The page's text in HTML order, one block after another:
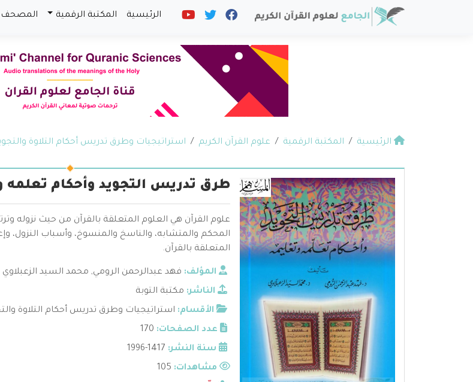
الرئيسية المكتبة الرقمية المصحف
الرئيسية المكتبة الرقمية علوم القرآن الكريم استراتيجيات وطرق تدريس أحكام التلاوة
طرق تدريس التجويد وأحكام تعلمه
علوم القرآن هي العلوم المتعلقة بالقرآن من حيث نزوله
المحكم والمتشابه، والناسخ والمنسوخ، وأسباب النزول،
المتعلقة بالقرآن.
المؤلف: فهد عبدالرحمن الرومي, محمد السيد الزعبلاوي
الناشر: مكتبة التوبة
الأقسام: استراتيجيات وطرق تدريس أحكام التلاوة
عدد الصفحات: 170
سنة النشر: 1417-1996
مشاهدات: